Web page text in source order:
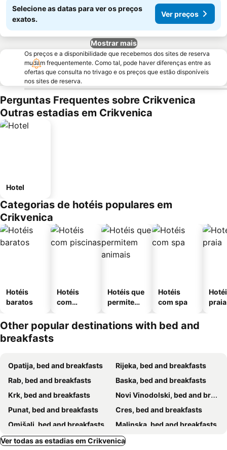
Selecione as datas para ver os preços
exatos.
Ver preços
Mostrar mais
Os preços e a disponibilidade que recebemos dos sites de reserva
mudam frequentemente. Como tal, pode haver diferenças entre as
ofertas que consulta no trivago e os preços que estão disponíveis
nos sites de reserva.
Perguntas Frequentes sobre Crikvenica
Outras estadias em Crikvenica
Hotel
Categorias de hotéis populares em
Crikvenica
Hotéis
baratos
Hotéis
com
Hotéis que
permitem
Hotéis
com spa
praia
Other popular destinations with bed and
breakfasts
Opatija, bed and breakfasts
Rijeka, bed and breakfasts
Rab, bed and breakfasts
Baska, bed and breakfasts
Krk, bed and breakfasts
Novi Vinodolski, bed and breakfasts
Punat, bed and breakfasts
Cres, bed and breakfasts
Omišalj, bed and breakfasts
Malinska, bed and breakfasts
Labin, bed and breakfasts
Mošćenička Draga, bed and breakfasts
Ver todas as estadias em Crikvenica